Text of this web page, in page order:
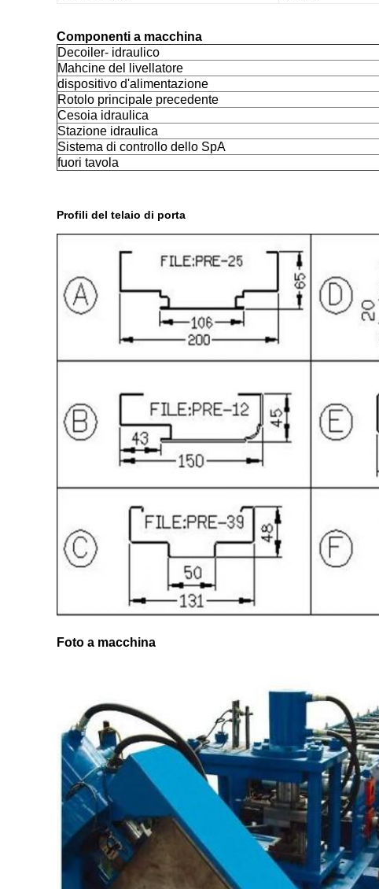
Componenti a macchina
Decoiler- idraulico
Mahcine del livellatore
dispositivo d'alimentazione
Rotolo principale precedente
Cesoia idraulica
Stazione idraulica
Sistema di controllo dello SpA
fuori tavola
Profili del telaio di porta
Foto a macchina